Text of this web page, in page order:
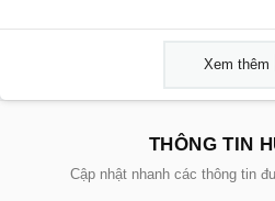
Xem thêm
THÔNG TIN
Cập nhật nhanh các thông tin